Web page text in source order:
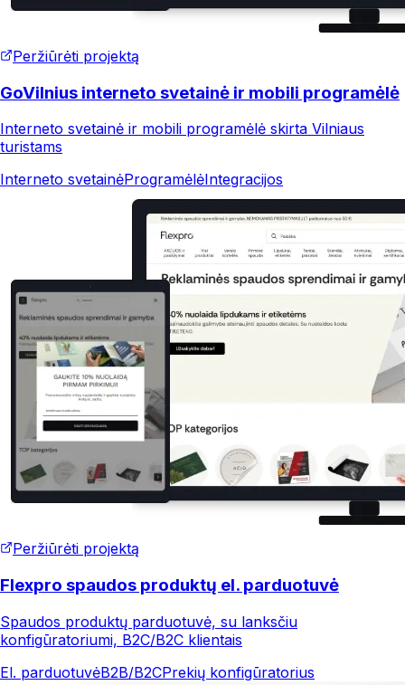
Peržiūrėti projektą
GoVilnius interneto svetainė ir mobili programėlė
Interneto svetainė ir mobili programėlė skirta Vilniaus
turistams
Interneto svetainėProgramėlėIntegracijos
Peržiūrėti projektą
Flexpro spaudos produktų el. parduotuvė
Spaudos produktų parduotuvė, su lanksčiu
konfigūratoriumi, B2C/B2C klientais
El. parduotuvėB2B/B2CPrekių konfigūratorius